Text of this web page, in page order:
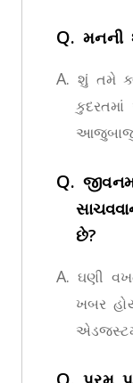
Q.મનની
A.શું તમે
Q.
છે?
A.ઘણી
ખબર